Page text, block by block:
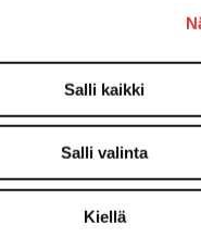
Salli kaikki
Salli valinta
Kiellä
Keulatasot
Hankaimet
Galvanoitu
Messinki/kromattu
Kevytmetalli
Muovia